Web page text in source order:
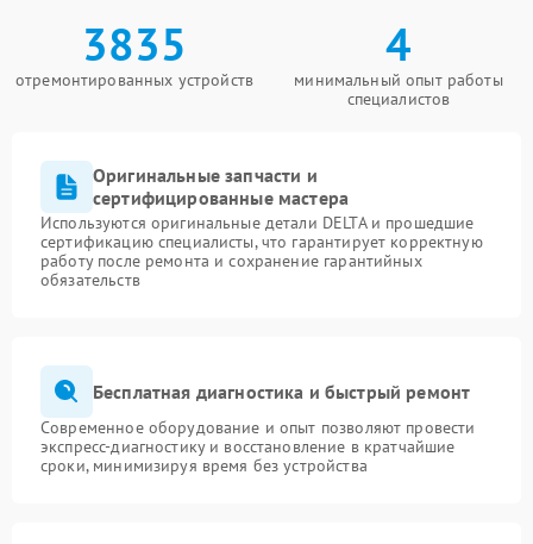
3835
отремонтированных устройств
4
минимальный опыт работы
специалистов
Оригинальные запчасти и
сертифицированные мастера
Используются оригинальные детали DELTA и прошедшие
сертификацию специалисты, что гарантирует корректную
работу после ремонта и сохранение гарантийных
обязательств
Бесплатная диагностика и быстрый ремонт
Современное оборудование и опыт позволяют провести
экспресс-диагностику и восстановление в кратчайшие
сроки, минимизируя время без устройства